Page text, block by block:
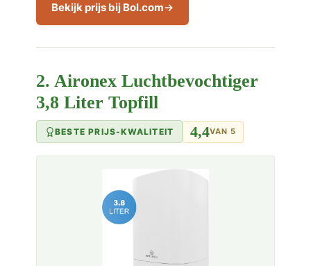
Bekijk prijs bij Bol.com
2. Aironex Luchtbevochtiger
3,8 Liter Topfill
BESTE PRIJS-KWALITEIT 4,4VAN 5